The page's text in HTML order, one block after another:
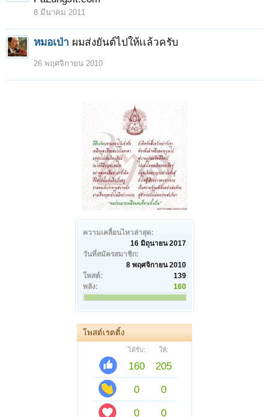
ความเคลื่อนไหวล่าสุด:
16 มิถุนายน 2017
วันที่สมัครสมาชิก:
8 พฤศจิกายน 2010
โพสต์:
139
พลัง:
160
โพสต์เรตติ้ง
ได้รับ: ให้:
160
205
0
0
0
0
8 มีนาคม 2011
หมอเป่า ผมส่งยันต์ไปให้เเล้วครับ
26 พฤศจิกายน 2010